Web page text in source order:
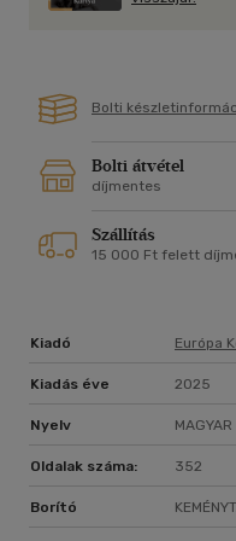
emlékirataiban elmesélt,
hogy lemondjak róla!"
Bolti
Bolti átvétel
díjmentes
Szállítás
15 000 Ft felett
Kiadó Európa
Kiadás éve 2025
Nyelv MAGYAR
Oldalak száma: 352
Borító